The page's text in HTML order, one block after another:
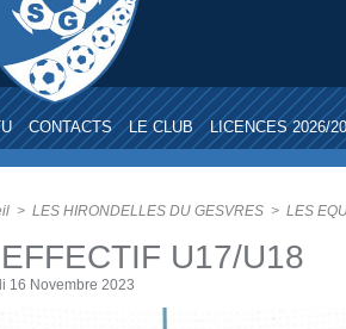
CONTACTS LE CLUB LICENCES 2026/
> LES HIRONDELLES DU GESVRES > LES
EFFECTIF U17/U18
16 Novembre 2023